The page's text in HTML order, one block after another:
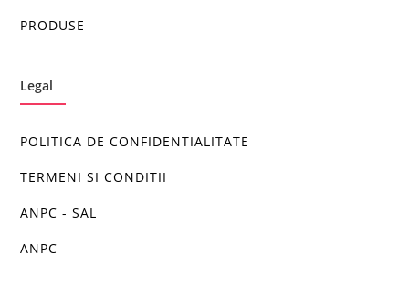
PRODUSE
Legal
POLITICA DE CONFIDENTIALITATE
TERMENI SI CONDITII
ANPC - SAL
ANPC